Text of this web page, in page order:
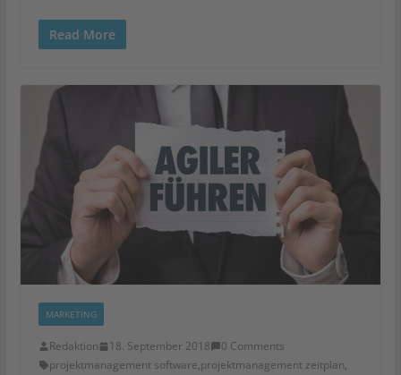
Read More
MARKETING
Redaktion 18. September 2018
0 Comments
projektmanagement software,projektmanagement zeitplan,